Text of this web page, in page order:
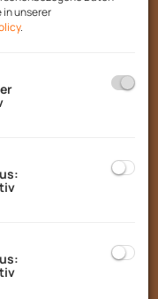
🚗 sorgt für
Wärme 🌡️
und einen
🌍
in unserer
.